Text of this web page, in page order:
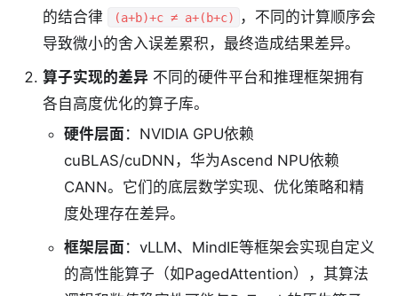
的结合律
(a+b)+c ≠ a+(b+c)
，不同的计算顺序会
导致微小的舍入误差累积，最终造成结果差异。
算子实现的差异 不同的硬件平台和推理框架拥有
各自高度优化的算子库。
硬件层面 ：NVIDIA GPU依赖
cuBLAS/cuDNN，华为Ascend NPU依赖
CANN。它们的底层数学实现、优化策略和精
度处理存在差异。
框架层面 ：vLLM、MindIE等框架会实现自定义
的高性能算子（如PagedAttention），其算法